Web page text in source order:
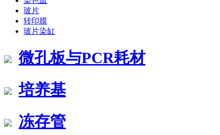
玻片
转印膜
玻片染缸
微孔板与PCR耗材
培养基
冻存管